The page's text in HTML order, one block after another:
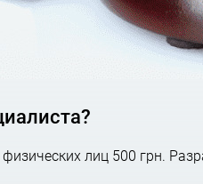
лиц 500 грн.